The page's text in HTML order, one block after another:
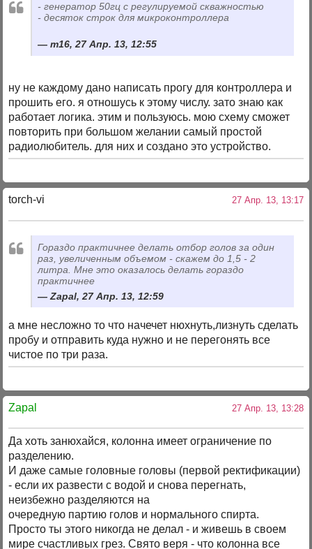
- генератор 50гц с регулируемой скважностью
- десяток строк для микроконтроллера
m16, 27 Апр. 13, 12:55
ну не каждому дано написать прогу для контроллера и
прошить его. я отношусь к этому числу. зато знаю как
работает логика. этим и пользуюсь. мою схему сможет
повторить при большом желании самый простой
радиолюбитель. для них и создано это устройство.
torch-vi 27 Апр. 13, 13:17
Гораздо практичнее делать отбор голов за один
раз, увеличенным объемом - скажем до 1,5 - 2
литра. Мне это оказалось делать гораздо
практичнее
Zapal, 27 Апр. 13, 12:59
а мне несложно то что начечет нюхнуть,лизнуть сделать
пробу и отправить куда нужно и не перегонять все
чистое по три раза.
Zapal 27 Апр. 13, 13:28
Да хоть занюхайся, колонна имеет ограничение по
разделению.
И даже самые головные головы (первой ректификации)
- если их развести с водой и снова перегнать,
неизбежно разделяются на
очередную партию голов и нормального спирта.
Просто ты этого никогда не делал - и живешь в своем
мире счастливых грез. Свято веря - что колонна все